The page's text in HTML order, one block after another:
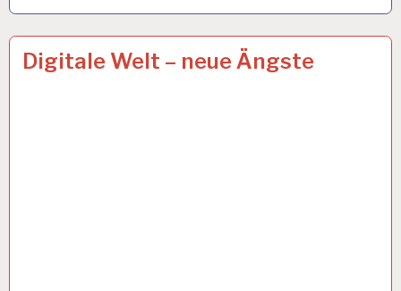
ARBEIT
UND
Digitale Welt – neue Ängste
6 OKT. 2021